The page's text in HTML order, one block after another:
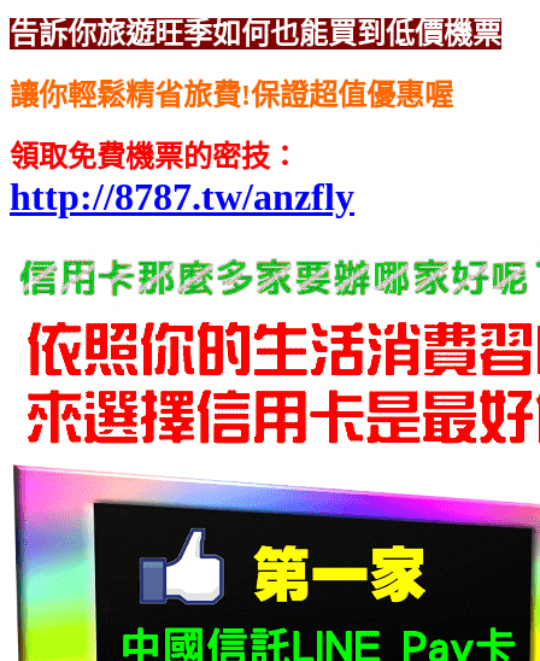
告訴你旅遊旺季如何也能買到低價機票
讓你輕鬆精省旅費!保證超值優惠喔
領取免費機票的密技：
http://8787.tw/anzfly